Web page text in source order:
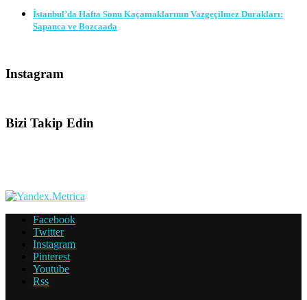
İstanbul’da Hafta Sonu Kaçamaklarının Vazgeçilmez Durakları:
Sapanca ve Bozcaada
Instagram
Bizi Takip Edin
Facebook
Twitter
Instagram
Pinterest
Youtube
Rss